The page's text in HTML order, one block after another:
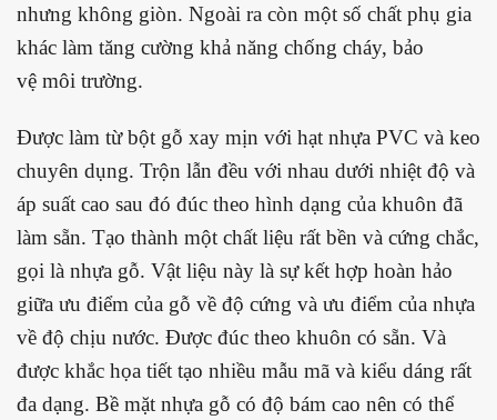
nhưng không giòn. Ngoài ra còn một số chất phụ gia
khác làm tăng cường khả năng chống cháy, bảo
vệ môi trường.
Được làm từ bột gỗ xay mịn với hạt nhựa PVC và keo
chuyên dụng. Trộn lẫn đều với nhau dưới nhiệt độ và
áp suất cao sau đó đúc theo hình dạng của khuôn đã
làm sẵn. Tạo thành một chất liệu rất bền và cứng chắc,
gọi là nhựa gỗ. Vật liệu này là sự kết hợp hoàn hảo
giữa ưu điểm của gỗ về độ cứng và ưu điểm của nhựa
về độ chịu nước. Được đúc theo khuôn có sẵn. Và
được khắc họa tiết tạo nhiều mẫu mã và kiểu dáng rất
đa dạng. Bề mặt nhựa gỗ có độ bám cao nên có thể